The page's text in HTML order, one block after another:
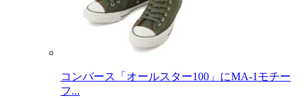
コンバース「オールスター100」にMA-1モチー
フ...